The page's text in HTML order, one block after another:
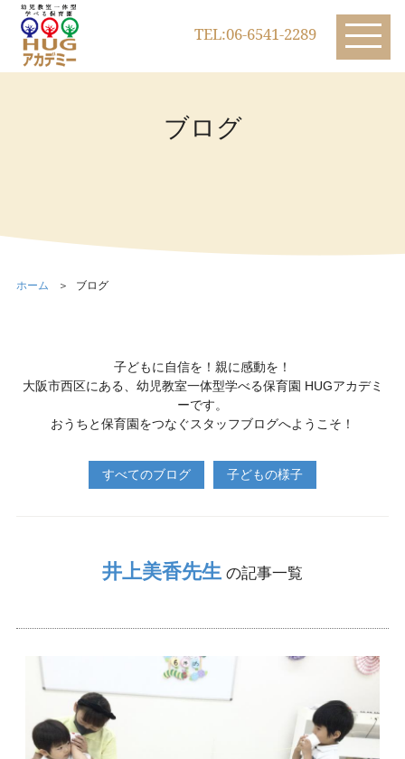
TEL:06-6541-2289
ブログ
ホーム ブログ
子どもに自信を！親に感動を！
大阪市西区にある、幼児教室一体型学べる保育園 HUGアカデミ
ーです。
おうちと保育園をつなぐスタッフブログへようこそ！
すべてのブログ 子どもの様子
井上美香先生 の記事一覧